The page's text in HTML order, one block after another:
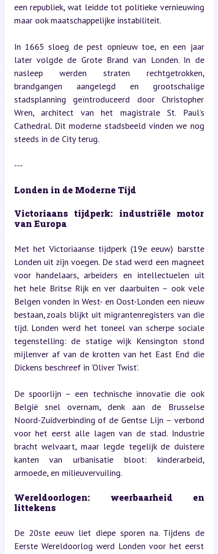
een republiek, wat leidde tot politieke vernieuwing
maar ook maatschappelijke instabiliteit.
In 1665 sloeg de pest opnieuw toe, en een jaar
later volgde de Grote Brand van Londen. In de
nasleep werden straten rechtgetrokken,
brandgangen aangelegd en grootschalige
stadsplanning geïntroduceerd door Christopher
Wren, architect van het magistrale St. Paul’s
Cathedral. Dit moderne stadsbeeld vinden we nog
steeds in de City terug.
---
Londen in de Moderne Tijd
Victoriaans tijdperk: industriële motor
van Europa
Met het Victoriaanse tijdperk (19e eeuw) barstte
Londen uit zijn voegen. De stad werd een magneet
voor handelaars, arbeiders en intellectuelen uit
het hele Britse Rijk en ver daarbuiten – ook vele
Belgen vonden in West- en Oost-Londen een nieuw
bestaan, zoals blijkt uit migrantenregisters van die
tijd. Londen werd het toneel van scherpe sociale
tegenstelling: de statige wijk Kensington stond
mijlenver af van de krotten van het East End die
Dickens beschreef in ‘Oliver Twist’.
De spoorlijn – een technische innovatie die ook
België snel overnam, denk aan de Brusselse
Noord-Zuidverbinding of de Gentse Lijn – verbond
voor het eerst alle lagen van de stad. Industrie
bracht welvaart, maar legde tegelijk de duistere
kanten van urbanisatie bloot: kinderarbeid,
armoede, en milieuvervuiling.
Wereldoorlogen: weerbaarheid en
littekens
De 20ste eeuw liet diepe sporen na. Tijdens de
Eerste Wereldoorlog werd Londen voor het eerst